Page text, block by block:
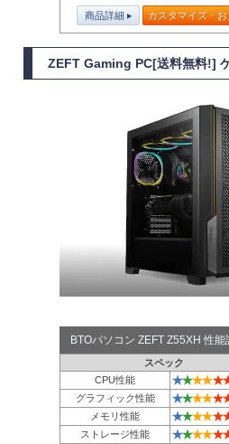
商品詳細 カスタマイズ・
ZEFT Gaming PC[送料無料!]
BTOパソコン ZEFT Z55XH 性
スペック
CPU性能
★★★★★
グラフィック性能 ★★★★★
メモリ性能 ★★★★★
ストレージ性能 ★★★★★